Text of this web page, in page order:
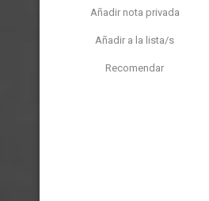
Añadir nota privada
Añadir a la lista/s
Recomendar